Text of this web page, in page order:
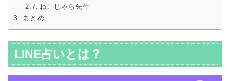
ねこじゃら先生
まとめ
LINE占いとは？